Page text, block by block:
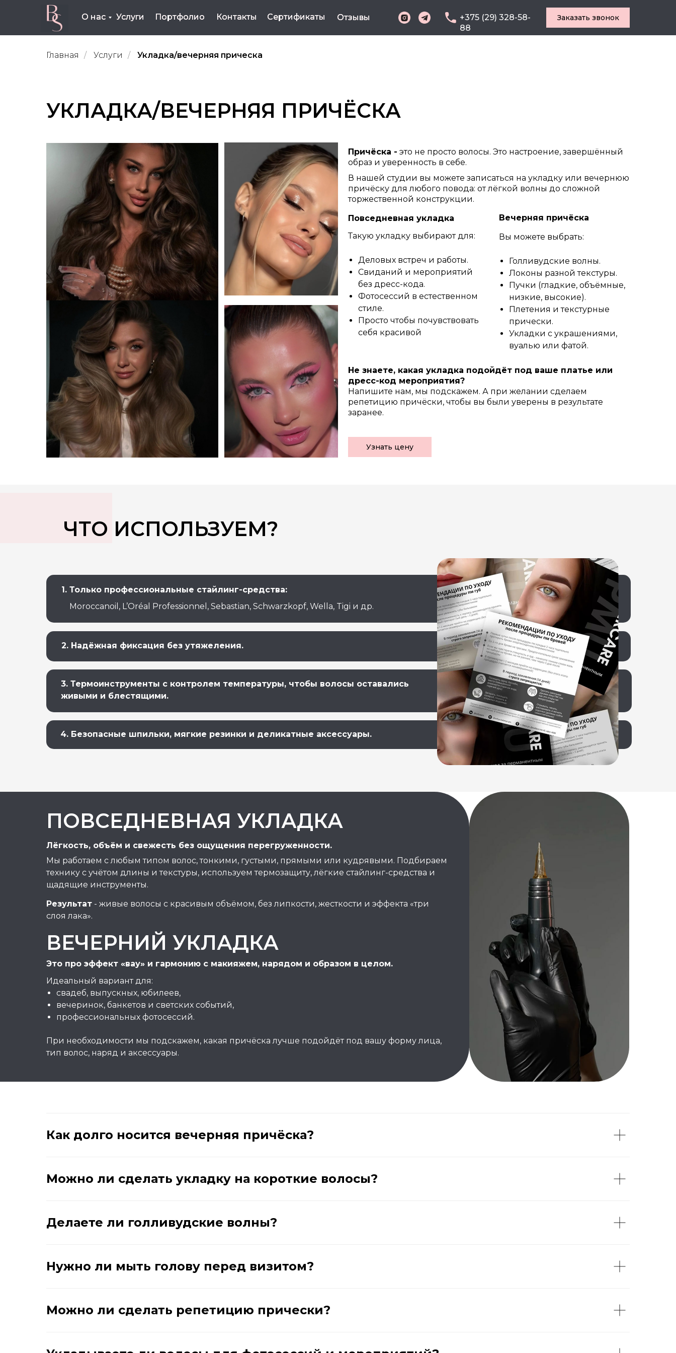
Контакты
Контакты
Портфолио
Портфолио Сертификаты Отзывы
Сертификаты Отзывы
Услуги
Услуги
О нас
О нас
+375 (29) 328-58-
88
Заказать звонок
Главная / Услуги / Укладка/вечерняя прическа
УКЛАДКА/ВЕЧЕРНЯЯ ПРИЧЁСКА
Не знаете, какая укладка подойдёт под ваше платье или
дресс-код мероприятия?
Напишите нам, мы подскажем. А при желании сделаем
репетицию причёски, чтобы вы были уверены в результате
заранее.
В нашей студии вы можете записаться на укладку или вечернюю
причёску для любого повода: от лёгкой волны до сложной
торжественной конструкции.
Узнать цену
Причёска - это не просто волосы. Это настроение, завершённый
образ и уверенность в себе.
Такую укладку выбирают для:
Деловых встреч и работы.
Свиданий и мероприятий
без дресс-кода.
Фотосессий в естественном
стиле.
Просто чтобы почувствовать
себя красивой
Вы можете выбрать:
Голливудские волны.
Локоны разной текстуры.
Пучки (гладкие, объёмные,
низкие, высокие).
Плетения и текстурные
прически.
Укладки с украшениями,
вуалью или фатой.
Повседневная укладка Вечерняя причёска
ЧТО ИСПОЛЬЗУЕМ?
3. Термоинструменты с контролем температуры, чтобы волосы оставались
живыми и блестящими.
4. Безопасные шпильки, мягкие резинки и деликатные аксессуары.
2. Надёжная фиксация без утяжеления.
1. Только профессиональные стайлинг-средства:
Moroccanoil, L’Oréal Professionnel, Sebastian, Schwarzkopf, Wella, Tigi и др.
Лёгкость, объём и свежесть без ощущения перегруженности.
Это про эффект «вау» и гармонию с макияжем, нарядом и образом в целом.
ПОВСЕДНЕВНАЯ УКЛАДКА
ВЕЧЕРНИЙ УКЛАДКА
Мы работаем с любым типом волос, тонкими, густыми, прямыми или кудрявыми. Подбираем
технику с учётом длины и текстуры, используем термозащиту, лёгкие стайлинг-средства и
щадящие инструменты.
Идеальный вариант для:
свадеб, выпускных, юбилеев,
вечеринок, банкетов и светских событий,
профессиональных фотосессий.
Результат - живые волосы с красивым объёмом, без липкости, жесткости и эффекта «три
слоя лака».
При необходимости мы подскажем, какая причёска лучше подойдёт под вашу форму лица,
тип волос, наряд и аксессуары.
Как долго носится вечерняя причёска?
Можно ли сделать укладку на короткие волосы?
Делаете ли голливудские волны?
Нужно ли мыть голову перед визитом?
Можно ли сделать репетицию прически?